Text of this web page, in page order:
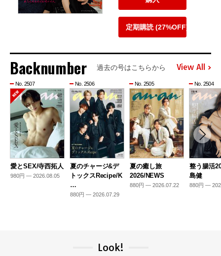
定期購読 (27%OFF)
Backnumber 過去の号はこちらから View All
No. 2507
愛とSEX/寺西拓人
980円 — 2026.08.05
No. 2506
夏のチャージ&デ
トックスRecipe/K
…
880円 — 2026.07.29
No. 2505
夏の癒し旅
2026/NEWS
880円 — 2026.07.22
No. 2504
整う腸活
島健
880円 —
Look!